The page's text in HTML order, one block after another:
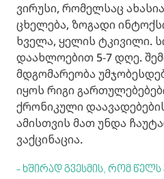
ვირუსი, რომელსაც
ცხელება, ზოგადი
ხველა, ყელის ტკივილი.
დაახლოებით 5-7 დღე.
მდგომარეობა
იყოს რიგი
ქრონიკული
ამისთვის მათ უნდა
ვაქცინაცია.
- ხშირად გვესმის, რომ